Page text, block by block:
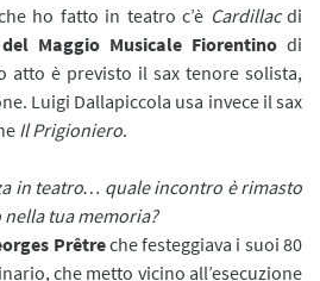
ho fatto in teatro c’è Cardillacdi
Maggio Musicale Fiorentino di
atto è previsto il sax tenore solista,
Luigi Dallapiccola usa invece il sax
Il Prigioniero.
in teatro… quale incontro è rimasto
tua memoria?
Prêtreche festeggiava i suoi 80
che metto vicino all’esecuzione